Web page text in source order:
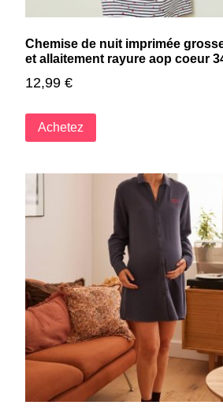
Chemise de nuit imprimée
et allaitement rayure aop coeur
12,99 €
Achetez